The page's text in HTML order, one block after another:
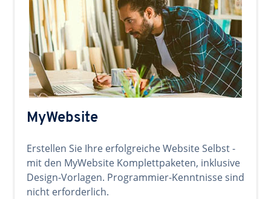
MyWebsite
Erstellen Sie Ihre erfolgreiche Website Selbst -
mit den MyWebsite Komplettpaketen, inklusive
Design-Vorlagen. Programmier-Kenntnisse sind
nicht erforderlich.